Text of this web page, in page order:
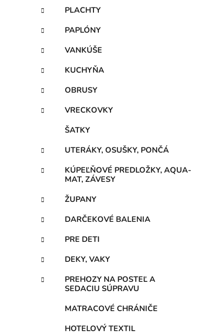
PLACHTY
PAPLÓNY
VANKÚŠE
KUCHYŇA
OBRUSY
VRECKOVKY
ŠATKY
UTERÁKY, OSUŠKY, PONČÁ
KÚPEĽŇOVÉ PREDLOŽKY, AQUA-
MAT, ZÁVESY
ŽUPANY
DARČEKOVÉ BALENIA
PRE DETI
DEKY, VAKY
PREHOZY NA POSTEĽ A
SEDACIU SÚPRAVU
MATRACOVÉ CHRÁNIČE
HOTELOVÝ TEXTIL